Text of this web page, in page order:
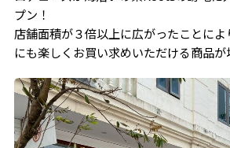
プン！
店舗面積が３倍以上に広がったことに
にも楽しくお買い求めいただける商品